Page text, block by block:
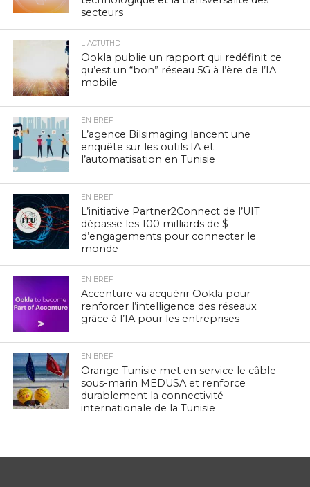
secteurs
L'ACTUTHD
Ookla publie un rapport qui redéfinit ce
qu’est un “bon” réseau 5G à l’ère de l’IA
mobile
EN BREF
L’agence Bilsimaging lancent une
enquête sur les outils IA et
l’automatisation en Tunisie
EN BREF
L’initiative Partner2Connect de l’UIT
dépasse les 100 milliards de $
d’engagements pour connecter le
monde
EN BREF
Accenture va acquérir Ookla pour
renforcer l’intelligence des réseaux
grâce à l’IA pour les entreprises
EN BREF
Orange Tunisie met en service le câble
sous-marin MEDUSA et renforce
durablement la connectivité
internationale de la Tunisie